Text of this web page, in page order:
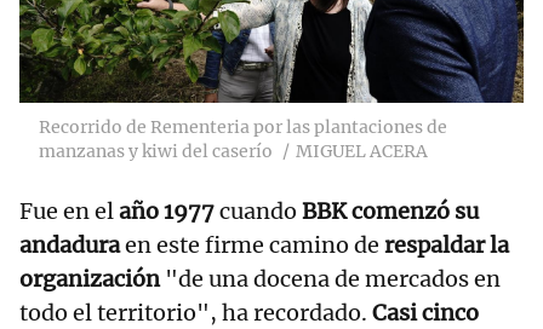
Recorrido de Rementeria por las plantaciones de
manzanas y kiwi del caserío
MIGUEL ACERA
Fue en elaño 1977cuando BBK comenzó su
andaduraen este firme camino de respaldar la
organización"de una docena de mercados en
todo el territorio", ha recordado. Casi cinco